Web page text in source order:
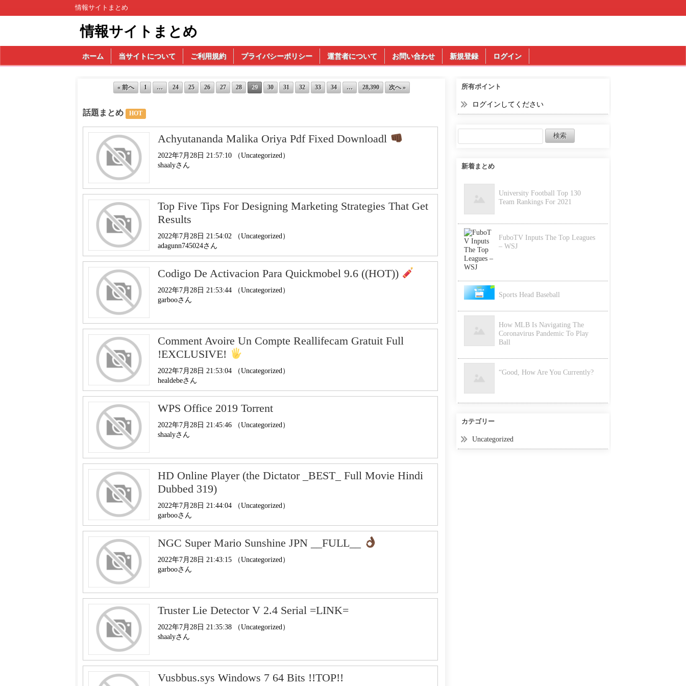
情報サイトまとめ
情報サイトまとめ
ホーム 当サイトについて ご利用規約 プライバシーポリシー 運営者について お問い合わせ 新規登録 ログイン
« 前へ 1 … 24 25 26 27 28 29 30 31 32 33 34 … 28,390 次へ »
話題まとめ HOT
Achyutananda Malika Oriya Pdf Fixed Downloadl
2022年7月28日 21:57:10 （Uncategorized）
shaalyさん
Top Five Tips For Designing Marketing Strategies That Get
Results
2022年7月28日 21:54:02 （Uncategorized）
adagunn745024さん
Codigo De Activacion Para Quickmobel 9.6 ((HOT))
2022年7月28日 21:53:44 （Uncategorized）
garbooさん
Comment Avoire Un Compte Reallifecam Gratuit Full
!EXCLUSIVE!
2022年7月28日 21:53:04 （Uncategorized）
healdebeさん
WPS Office 2019 Torrent
2022年7月28日 21:45:46 （Uncategorized）
shaalyさん
HD Online Player (the Dictator _BEST_ Full Movie Hindi
Dubbed 319)
2022年7月28日 21:44:04 （Uncategorized）
garbooさん
NGC Super Mario Sunshine JPN __FULL__
2022年7月28日 21:43:15 （Uncategorized）
garbooさん
Truster Lie Detector V 2.4 Serial =LINK=
2022年7月28日 21:35:38 （Uncategorized）
shaalyさん
Vusbbus.sys Windows 7 64 Bits !!TOP!!
所有ポイント
ログインしてください
新着まとめ
University Football Top 130
Team Rankings For 2021
FuboTV Inputs The Top Leagues
– WSJ
Sports Head Baseball
How MLB Is Navigating The
Coronavirus Pandemic To Play
Ball
“Good, How Are You Currently?
カテゴリー
Uncategorized